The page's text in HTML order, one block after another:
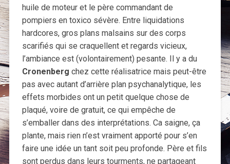
huile de moteur et le père commandant de
pompiers en toxico sévère. Entre liquidations
hardcores, gros plans malsains sur des corps
scarifiés qui se craquellent et regards vicieux,
l’ambiance est (volontairement) pesante. Il y a du
Cronenberg chez cette réalisatrice mais peut-être
pas avec autant d’arrière plan psychanalytique, les
effets morbides ont un petit quelque chose de
plaqué, voire de gratuit, ce qui empêche de
s’emballer dans des interprétations. Ca saigne, ça
plante, mais rien n’est vraiment apporté pour s’en
faire une idée un tant soit peu profonde. Père et fils
sont perdus dans leurs tourments, ne partageant